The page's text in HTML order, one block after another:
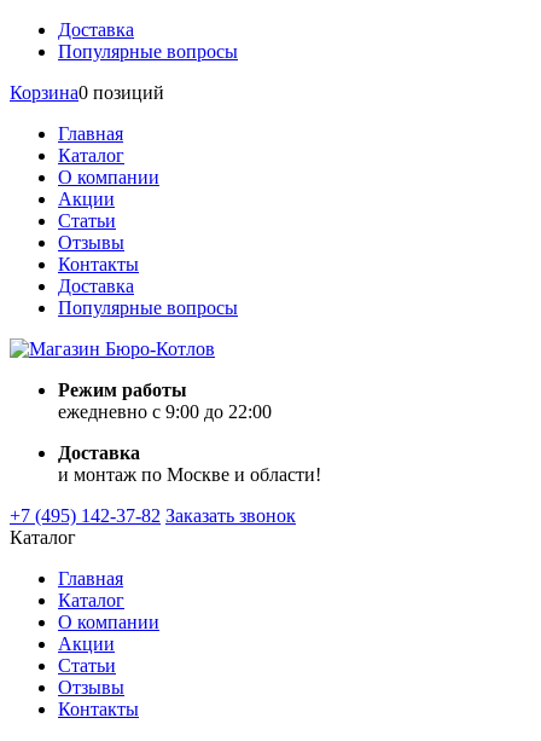
Доставка
Популярные вопросы
Корзина0 позиций
Главная
Каталог
О компании
Акции
Статьи
Отзывы
Контакты
Доставка
Популярные вопросы
Режим работы
ежедневно с 9:00 до 22:00
Доставка
и монтаж по Москве и области!
+7 (495) 142-37-82 Заказать звонок
Каталог
Главная
Каталог
О компании
Акции
Статьи
Отзывы
Контакты